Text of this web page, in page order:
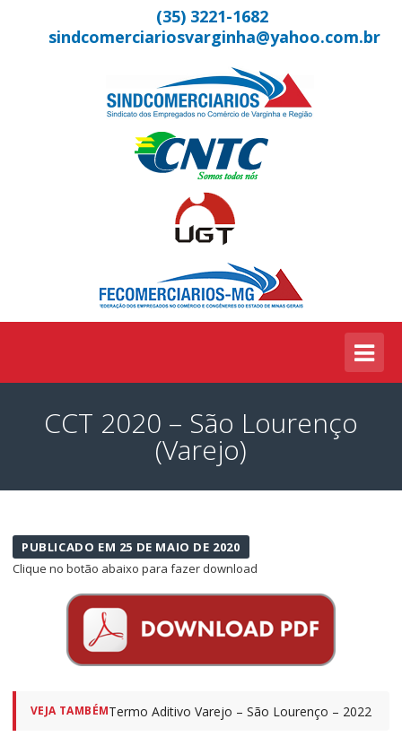
(35) 3221-1682
sindcomerciariosvarginha@yahoo.com.br
CCT 2020 – São Lourenço
(Varejo)
PUBLICADO EM 25 DE MAIO DE 2020
Clique no botão abaixo para fazer download
VEJA TAMBÉMTermo Aditivo Varejo – São Lourenço – 2022